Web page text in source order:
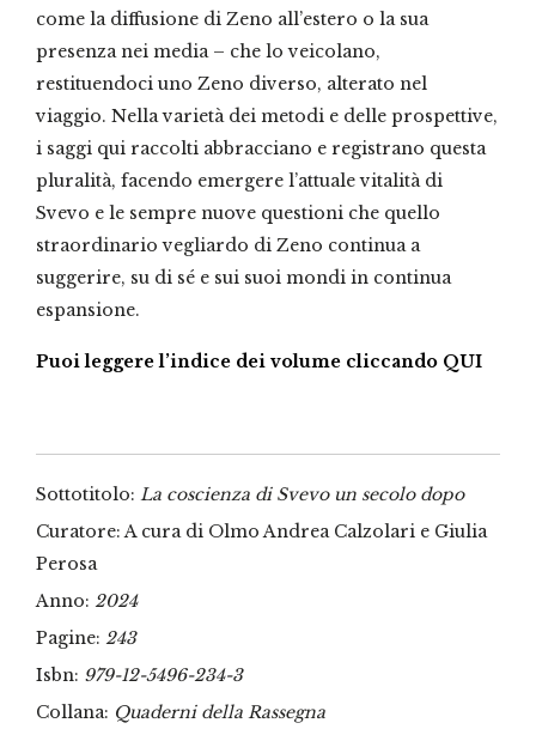
come la diffusione di Zeno all’estero o la sua
presenza nei media – che lo veicolano,
restituendoci uno Zeno diverso, alterato nel
viaggio. Nella varietà dei metodi e delle prospettive,
i saggi qui raccolti abbracciano e registrano questa
pluralità, facendo emergere l’attuale vitalità di
Svevo e le sempre nuove questioni che quello
straordinario vegliardo di Zeno continua a
suggerire, su di sé e sui suoi mondi in continua
espansione.
Puoi leggere l’indice dei volume cliccando QUI
Sottotitolo: La coscienza di Svevo un secolo dopo
Curatore: A cura di Olmo Andrea Calzolari e Giulia
Perosa
Anno: 2024
Pagine: 243
Isbn: 979-12-5496-234-3
Collana: Quaderni della Rassegna